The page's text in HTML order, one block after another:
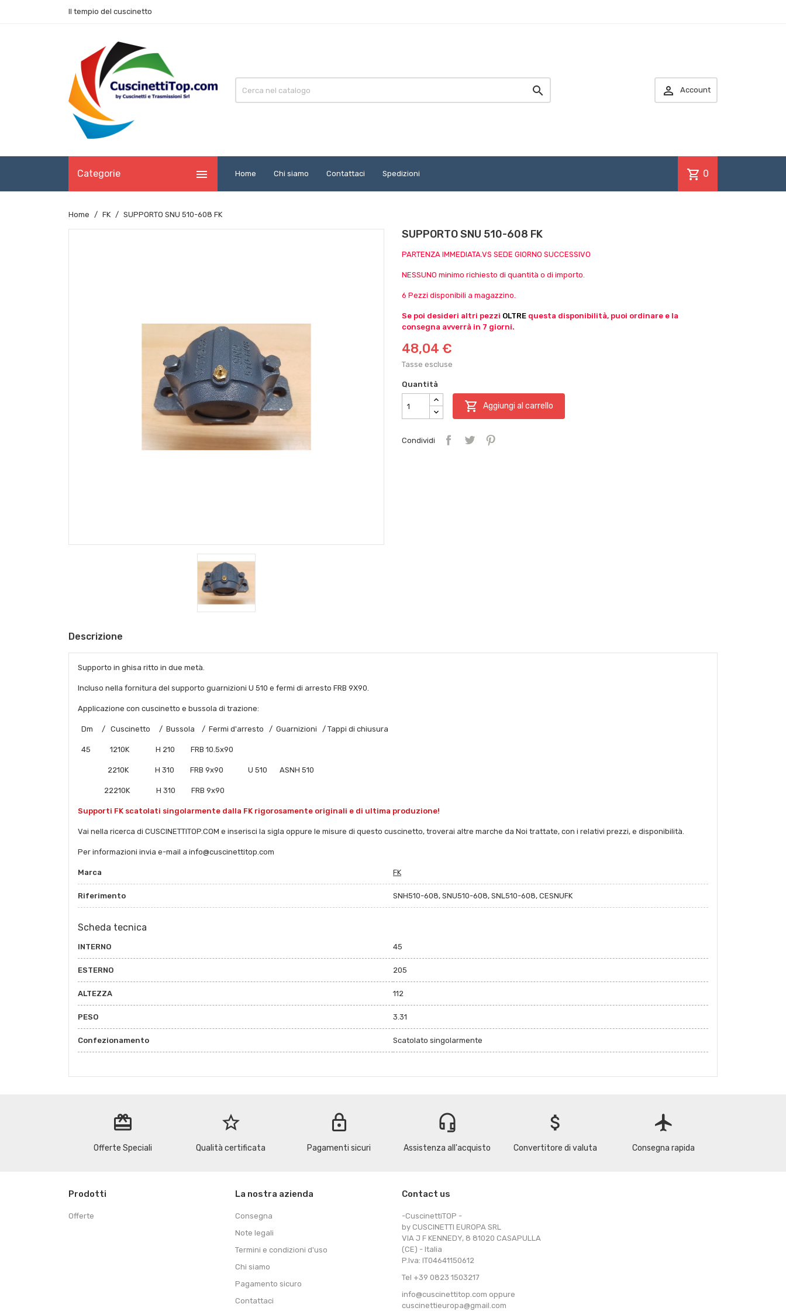
Il tempio del cuscinetto
  Account
Categorie  Home Chi siamo Contattaci Spedizioni shopping_cart 0
Home FK SUPPORTO SNU 510-608 FK
SUPPORTO SNU 510-608 FK
PARTENZA IMMEDIATA.VS SEDE GIORNO SUCCESSIVO
NESSUNO minimo richiesto di quantità o di importo.
6 Pezzi disponibili a magazzino.
Se poi desideri altri pezzi OLTRE questa disponibilità, puoi ordinare e la
consegna avverrà in 7 giorni.
48,04 €
Tasse escluse
Quantità
 Aggiungi al carrello
Condividi
Descrizione
Supporto in ghisa ritto in due metà.
Incluso nella fornitura del supporto guarnizioni U 510 e fermi di arresto FRB 9X90.
Applicazione con cuscinetto e bussola di trazione:
Dm / Cuscinetto / Bussola / Fermi d'arresto / Guarnizioni / Tappi di chiusura
45 1210K H 210 FRB 10.5x90
2210K H 310 FRB 9x90 U 510 ASNH 510
22210K H 310 FRB 9x90
Supporti FK scatolati singolarmente dalla FK rigorosamente originali e di ultima produzione!
Vai nella ricerca di CUSCINETTITOP.COM e inserisci la sigla oppure le misure di questo cuscinetto, troverai altre marche da Noi trattate, con i relativi prezzi, e disponibilità.
Per informazioni invia e-mail a info@cuscinettitop.com
Marca FK
Riferimento SNH510-608, SNU510-608, SNL510-608, CESNUFK
Scheda tecnica
INTERNO 45
ESTERNO 205
ALTEZZA 112
PESO 3.31
Confezionamento Scatolato singolarmente
redeem
Offerte Speciali
star_border
Qualità certificata
lock
Pagamenti sicuri
headset_mic
Assistenza all'acquisto
attach_money
Convertitore di valuta
flight
Consegna rapida
Prodotti
Offerte
La nostra azienda
Consegna
Note legali
Termini e condizioni d'uso
Chi siamo
Pagamento sicuro
Contattaci
Contact us
-CuscinettiTOP -
by CUSCINETTI EUROPA SRL
VIA J F KENNEDY, 8 81020 CASAPULLA
(CE) - Italia
P.Iva: IT04641150612
Tel +39 0823 1503217
info@cuscinettitop.com oppure
cuscinettieuropa@gmail.com